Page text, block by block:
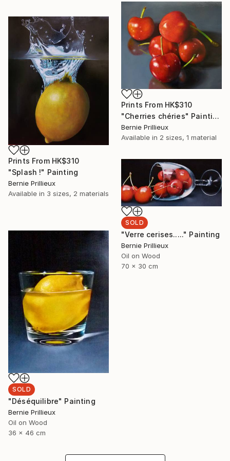
Prints From HK$310
"Cherries chéries" Painting
Bernie Prillieux
Available in 2 sizes, 1 material
Prints From HK$310
"Splash !" Painting
Bernie Prillieux
Available in 3 sizes, 2 materials
SOLD
"Verre cerises....." Painting
Bernie Prillieux
Oil on Wood
70 x 30 cm
SOLD
"Déséquilibre" Painting
Bernie Prillieux
Oil on Wood
36 x 46 cm